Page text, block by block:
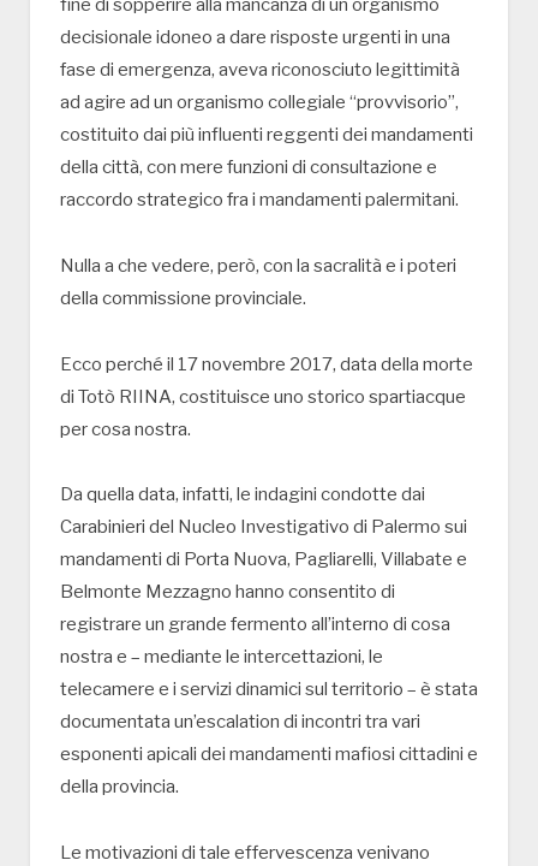
fine di sopperire alla mancanza di un organismo
decisionale idoneo a dare risposte urgenti in una
fase di emergenza, aveva riconosciuto legittimità
ad agire ad un organismo collegiale “provvisorio”,
costituito dai più influenti reggenti dei mandamenti
della città, con mere funzioni di consultazione e
raccordo strategico fra i mandamenti palermitani.
Nulla a che vedere, però, con la sacralità e i poteri
della commissione provinciale.
Ecco perché il 17 novembre 2017, data della morte
di Totò RIINA, costituisce uno storico spartiacque
per cosa nostra.
Da quella data, infatti, le indagini condotte dai
Carabinieri del Nucleo Investigativo di Palermo sui
mandamenti di Porta Nuova, Pagliarelli, Villabate e
Belmonte Mezzagno hanno consentito di
registrare un grande fermento all’interno di cosa
nostra e – mediante le intercettazioni, le
telecamere e i servizi dinamici sul territorio – è stata
documentata un’escalation di incontri tra vari
esponenti apicali dei mandamenti mafiosi cittadini e
della provincia.
Le motivazioni di tale effervescenza venivano